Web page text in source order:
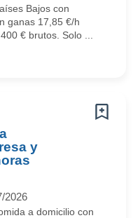
Bajos con
ganas 17,85 €/h
€ brutos. Solo ...
y
2026
a domicilio con